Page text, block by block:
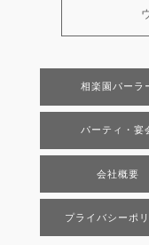
相楽園パーラ
パーティ・宴
会社概要
プライバシーポ